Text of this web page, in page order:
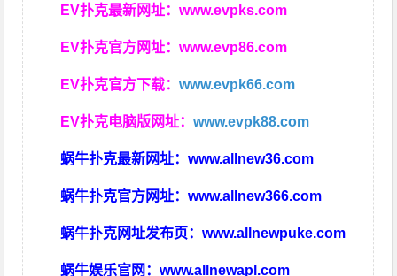
EV扑克最新网址：www.evpks.com
EV扑克官方网址：www.evp86.com
EV扑克官方下载：www.evpk66.com
EV扑克电脑版网址：www.evpk88.com
蜗牛扑克最新网址：www.allnew36.com
蜗牛扑克官方网址：www.allnew366.com
蜗牛扑克网址发布页：www.allnewpuke.com
蜗牛娱乐官网：www.allnewapl.com